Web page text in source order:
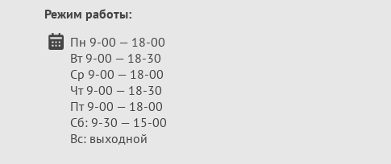
Режим работы:
Пн 9-00 — 18-00
Вт 9-00 — 18-30
Ср 9-00 — 18-00
Чт 9-00 — 18-30
Пт 9-00 — 18-00
Сб: 9-30 — 15-00
Вс: выходной